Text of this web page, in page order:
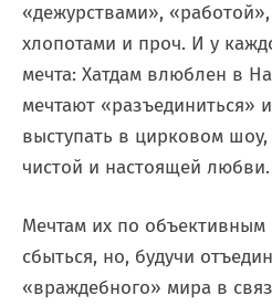
«дежурствами»,
хлопотами и проч. И у
мечта: Хатдам влюблен в
мечтают «разъединиться»
выступать в цирковом
чистой и настоящей любви.
Мечтам их по
сбыться, но, будучи
«враждебного» мира в